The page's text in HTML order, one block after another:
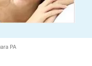
PA